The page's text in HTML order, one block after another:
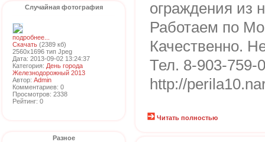
Случайная фотография
подробнее...
Скачать (2389 кб)
2560x1696 тип Jpeg
Дата: 2013-09-02 13:24:37
Категория: День города
Железнодорожный 2013
Автор: Admin
Комментариев: 0
Просмотров: 2338
Рейтинг: 0
Разное
ограждения из
Работаем по
Качественно.
Тел. 8-903-759-
http://
Читать полностью